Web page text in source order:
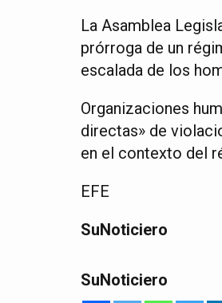
La Asamblea
prórroga de un
escalada de los
Organizaciones
directas» de
en el contexto del
EFE
SuNoticiero
SuNoticiero